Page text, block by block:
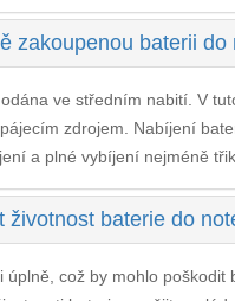
zakoupenou baterii
ve středním nabití. V
zdrojem. Nabíjení
a plné vybíjení nejméně
životnost baterie do
úplně, což by mohlo poškodit